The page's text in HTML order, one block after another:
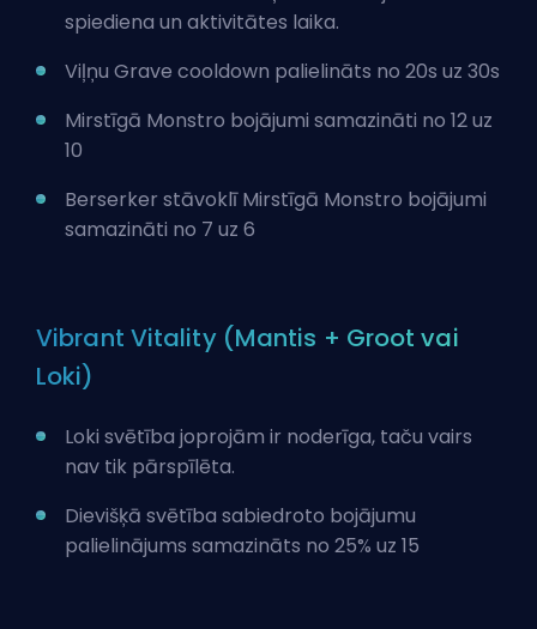
spiediena un aktivitātes laika.
Viļņu Grave cooldown palielināts no 20s uz 30s
Mirstīgā Monstro bojājumi samazināti no 12 uz
10
Berserker stāvoklī Mirstīgā Monstro bojājumi
samazināti no 7 uz 6
Vibrant Vitality (Mantis + Groot vai
Loki)
Loki svētība joprojām ir noderīga, taču vairs
nav tik pārspīlēta.
Dievišķā svētība sabiedroto bojājumu
palielinājums samazināts no 25% uz 15